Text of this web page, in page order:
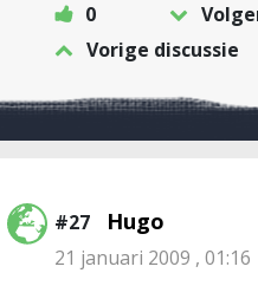
0
Vorige discussie
#27 Hugo
21 januari 2009 , 01:16